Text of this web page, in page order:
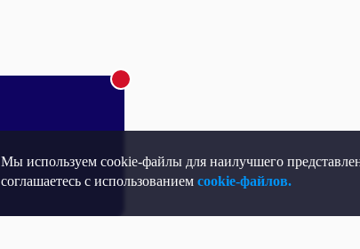
Мы используем cookie-файлы для наилучшего
соглашаетесь с использованиемcookie-файлов.